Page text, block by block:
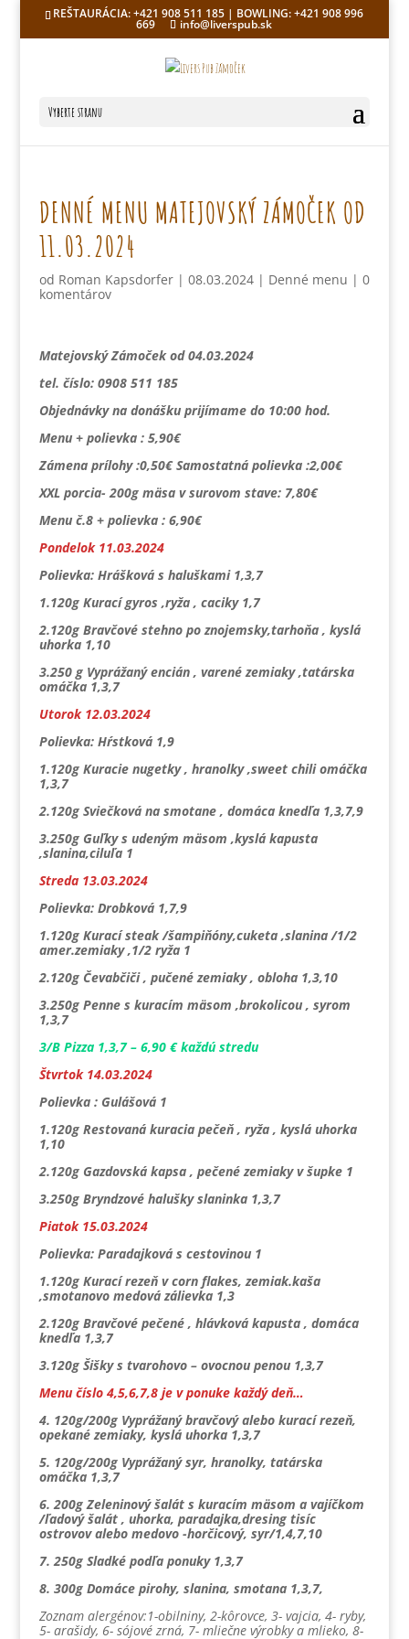
REŠTAURÁCIA: +421 908 511 185 | BOWLING: +421 908 996
669 info@liverspub.sk
Vyberte stranu
DENNÉ MENU MATEJOVSKÝ ZÁMOČEK OD
11.03.2024
od Roman Kapsdorfer| 08.03.2024| Denné menu | 0
komentárov
Matejovský Zámoček od 04.03.2024
tel. číslo: 0908 511 185
Objednávky na donášku prijímame do 10:00 hod.
Menu + polievka : 5,90€
Zámena prílohy :0,50€ Samostatná polievka :2,00€
XXL porcia- 200g mäsa v surovom stave: 7,80€
Menu č.8 + polievka : 6,90€
Pondelok 11.03.2024
Polievka: Hrášková s haluškami 1,3,7
1.120g Kurací gyros ,ryža , caciky 1,7
2.120g Bravčové stehno po znojemsky,tarhoňa , kyslá
uhorka 1,10
3.250 g Vyprážaný encián , varené zemiaky ,tatárska
omáčka 1,3,7
Utorok 12.03.2024
Polievka: Hŕstková 1,9
1.120g Kuracie nugetky , hranolky ,sweet chili omáčka
1,3,7
2.120g Sviečková na smotane , domáca knedľa 1,3,7,9
3.250g Guľky s udeným mäsom ,kyslá kapusta
,slanina,ciluľa 1
Streda 13.03.2024
Polievka: Drobková 1,7,9
1.120g Kurací steak /šampiňóny,cuketa ,slanina /1/2
amer.zemiaky ,1/2 ryža 1
2.120g Čevabčiči , pučené zemiaky , obloha 1,3,10
3.250g Penne s kuracím mäsom ,brokolicou , syrom
1,3,7
3/B Pizza 1,3,7 – 6,90 € každú stredu
Štvrtok 14.03.2024
Polievka : Gulášová 1
1.120g Restovaná kuracia pečeň , ryža , kyslá uhorka
1,10
2.120g Gazdovská kapsa , pečené zemiaky v šupke 1
3.250g Bryndzové halušky slaninka 1,3,7
Piatok 15.03.2024
Polievka: Paradajková s cestovinou 1
1.120g Kurací rezeň v corn flakes, zemiak.kaša
,smotanovo medová zálievka 1,3
2.120g Bravčové pečené , hlávková kapusta , domáca
knedľa 1,3,7
3.120g Šišky s tvarohovo – ovocnou penou 1,3,7
Menu číslo 4,5,6,7,8 je v ponuke každý deň…
4. 120g/200g Vyprážaný bravčový alebo kurací rezeň,
opekané zemiaky, kyslá uhorka 1,3,7
5. 120g/200g Vyprážaný syr, hranolky, tatárska
omáčka 1,3,7
6. 200g Zeleninový šalát s kuracím mäsom a vajíčkom
/ľadový šalát , uhorka, paradajka,dresing tisíc
ostrovov alebo medovo -horčicový, syr/1,4,7,10
7. 250g Sladké podľa ponuky 1,3,7
8. 300g Domáce pirohy, slanina, smotana 1,3,7,
Zoznam alergénov:1-obilniny, 2-kôrovce, 3- vajcia, 4- ryby,
5- arašidy, 6- sójové zrná, 7- mliečne výrobky a mlieko, 8-